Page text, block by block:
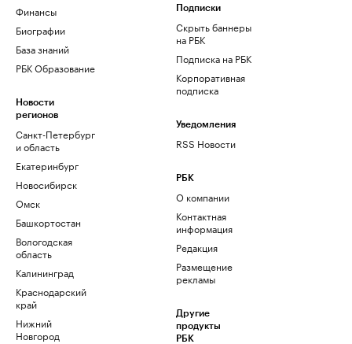
Финансы
Биографии
База знаний
РБК Образование
Новости
регионов
Санкт-Петербург
и область
Екатеринбург
Новосибирск
Омск
Башкортостан
Вологодская
область
Калининград
Краснодарский
край
Нижний
Новгород
Подписки
Скрыть баннеры
на РБК
Подписка на РБК
Корпоративная
подписка
Уведомления
RSS Новости
РБК
О компании
Контактная
информация
Редакция
Размещение
рекламы
Другие
продукты
РБК